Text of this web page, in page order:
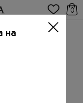
0
аксессуары
и литой деталью
на